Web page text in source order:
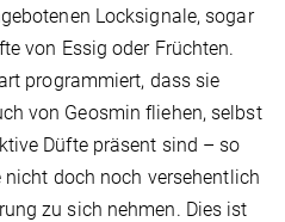
Locksignale, sogar
von Essig oder Früchten.
programmiert, dass sie
von Geosmin fliehen, selbst
Düfte präsent sind – so
doch noch versehentlich
zu sich nehmen. Dies ist